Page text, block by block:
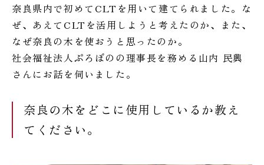
奈良県内で初めてCLTを用いて建てられました。な
ぜ、あえてCLTを活用しようと考えたのか、また、
なぜ奈良の木を使おうと思ったのか。
社会福祉法人ぷろぼのの理事長を務める山内 民興
さんにお話を伺いました。
奈良の木をどこに使用しているか教え
てください。